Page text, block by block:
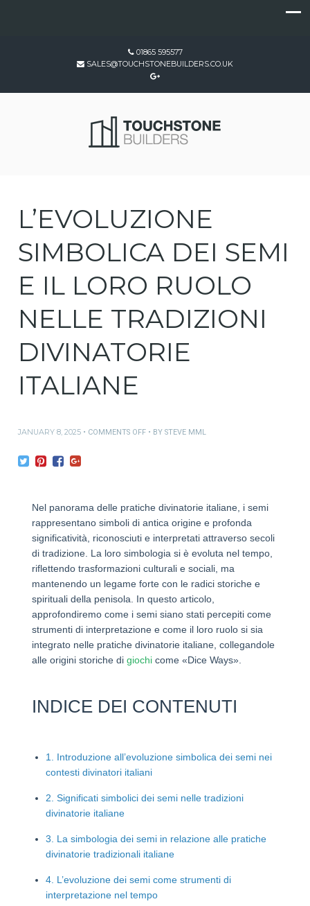
01865 595577
SALES@TOUCHSTONEBUILDERS.CO.UK
L’EVOLUZIONE
SIMBOLICA DEI SEMI
E IL LORO RUOLO
NELLE TRADIZIONI
DIVINATORIE
ITALIANE
JANUARY 8, 2025 COMMENTS OFFON
IL
LORO
RUOLO
NELLE
TRADIZIONI
DIVINATORIE
ITALIANE
BY STEVE MML
Nel panorama delle pratiche divinatorie italiane, i semi
rappresentano simboli di antica origine e profonda
significatività, riconosciuti e interpretati attraverso secoli
di tradizione. La loro simbologia si è evoluta nel tempo,
riflettendo trasformazioni culturali e sociali, ma
mantenendo un legame forte con le radici storiche e
spirituali della penisola. In questo articolo,
approfondiremo come i semi siano stati percepiti come
strumenti di interpretazione e come il loro ruolo si sia
integrato nelle pratiche divinatorie italiane, collegandole
alle origini storiche di giochi come «Dice Ways».
INDICE DEI CONTENUTI
1. Introduzione all’evoluzione simbolica dei semi nei
contesti divinatori italiani
2. Significati simbolici dei semi nelle tradizioni
divinatorie italiane
3. La simbologia dei semi in relazione alle pratiche
divinatorie tradizionali italiane
4. L’evoluzione dei semi come strumenti di
interpretazione nel tempo